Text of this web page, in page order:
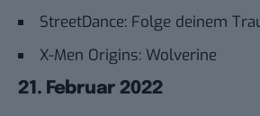
StreetDance: Folge deinem
X-Men Origins: Wolverine
21. Februar 2022